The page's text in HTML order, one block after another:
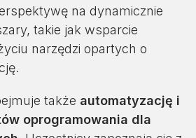
na dynamicznie
takie jak wsparcie
narzędzi opartych o
także automatyzację i
oprogramowania dla